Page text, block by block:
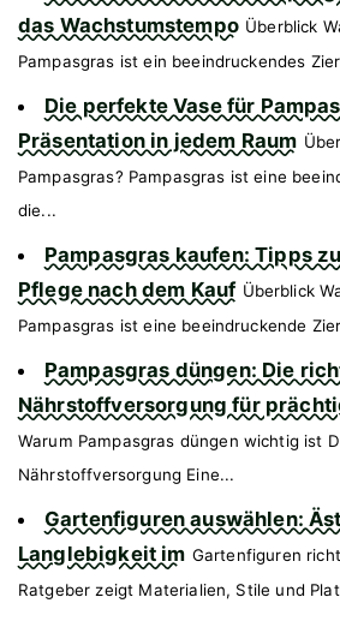
das Wachstumstempo Überblick
Pampasgras ist ein beeindruckendes
Die perfekte Vase für
Präsentation in jedem Raum
Pampasgras? Pampasgras ist eine
die...
Pampasgras kaufen: Tipps
Pflege nach dem Kauf Überblick
Pampasgras ist eine beeindruckende
Pampasgras düngen: Die
Nährstoffversorgung für
Warum Pampasgras düngen wichtig ist
Nährstoffversorgung Eine...
Gartenfiguren auswählen:
Langlebigkeit im Gartenfiguren
Ratgeber zeigt Materialien, Stile und